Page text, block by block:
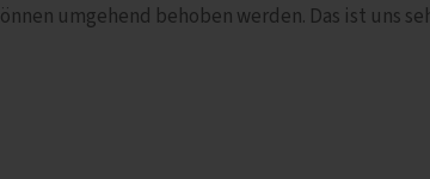
umgehend behoben werden. Das ist uns